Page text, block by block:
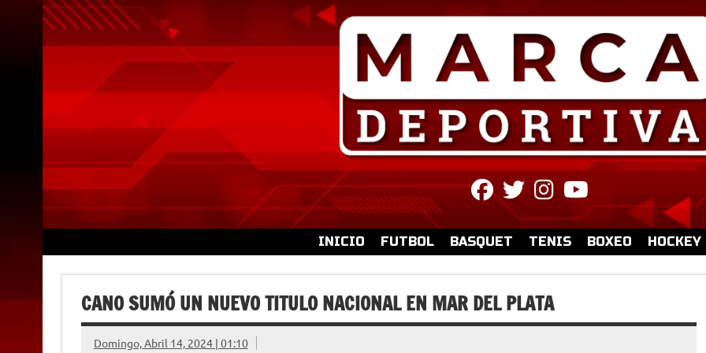
fab
fa-
facebook
fab
fa-
twitter
fab
fa-
instagram
fa-
youtube
INICIO FUTBOL BASQUET TENIS BOXEO HOCKEY
CANO SUMÓ UN NUEVO TITULO NACIONAL EN MAR DEL PLATA
Domingo, Abril 14, 2024 | 01:10